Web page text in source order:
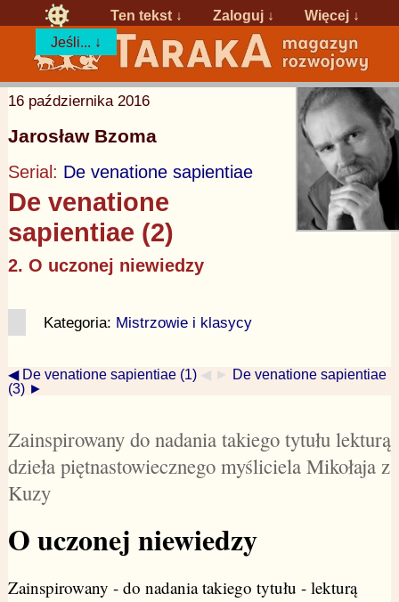
Ten tekst ↓ Zaloguj ↓
Więcej ↓
Jeśli... ↓
16 października 2016
Jarosław Bzoma
Serial: De venatione sapientiae
De venatione
sapientiae (2)
2. O uczonej niewiedzy
Kategoria: Mistrzowie i klasycy
◀ De venatione sapientiae (1) ◀ ► De venatione sapientiae
(3) ►
Zainspirowany do nadania takiego tytułu lekturą
dzieła piętnastowiecznego myśliciela Mikołaja z
Kuzy
O uczonej niewiedzy
Zainspirowany - do nadania takiego tytułu - lekturą